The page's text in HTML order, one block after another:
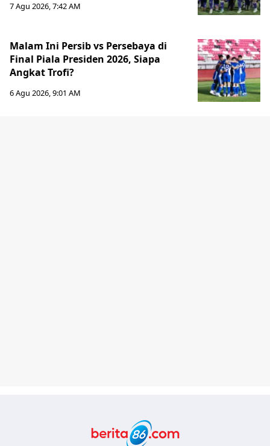
7 Agu 2026, 7:42 AM
Malam Ini Persib vs Persebaya di
Final Piala Presiden 2026, Siapa
Angkat Trofi?
6 Agu 2026, 9:01 AM